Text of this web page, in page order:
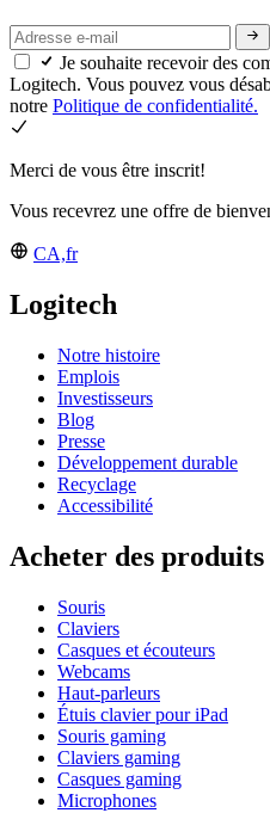
Je souhaite recevoir des
Logitech. Vous pouvez vous
notre Politique de confidentialité.
Merci de vous être inscrit!
Vous recevrez une offre de
CA,fr
Logitech
Notre histoire
Emplois
Investisseurs
Blog
Presse
Développement durable
Recyclage
Accessibilité
Acheter des produits
Souris
Claviers
Casques et écouteurs
Webcams
Haut-parleurs
Étuis clavier pour iPad
Souris gaming
Claviers gaming
Casques gaming
Microphones